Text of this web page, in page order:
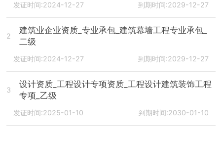
发证时间:2024-12-27 到期时间:2029-12-27
2
建筑业企业资质_专业承包_建筑幕墙工程专业承包_
二级
发证时间:2024-12-27 到期时间:2029-12-27
3
设计资质_工程设计专项资质_工程设计建筑装饰工程
专项_乙级
发证时间:2025-01-10 到期时间:2030-01-10